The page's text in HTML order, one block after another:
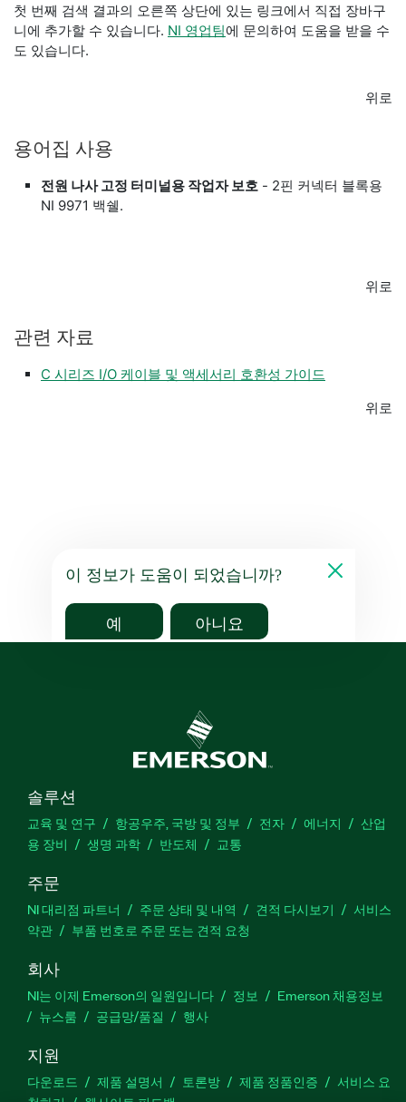
첫 번째 검색 결과의 오른쪽 상단에 있는 링크에서 직접 장바구
니에 추가할 수 있습니다. NI 영업팀에 문의하여 도움을 받을 수
도 있습니다.
위로
용어집 사용
전원 나사 고정 터미널용 작업자 보호 - 2핀 커넥터 블록용
NI 9971 백쉘.
위로
관련 자료
C 시리즈 I/O 케이블 및 액세서리 호환성 가이드
위로
이 정보가 도움이 되었습니까?
예 아니요
솔루션
교육 및 연구 항공우주, 국방 및 정부 전자 에너지
산업
용 장비
생명 과학 반도체 교통
주문
NI 대리점 파트너 주문 상태 및 내역 견적 다시보기
서비스
약관
부품 번호로 주문 또는 견적 요청
회사
NI는 이제 Emerson의 일원입니다 정보
Emerson 채용정보
뉴스룸
공급망/품질 행사
지원
다운로드 제품 설명서 토론방 제품 정품인증
서비스 요